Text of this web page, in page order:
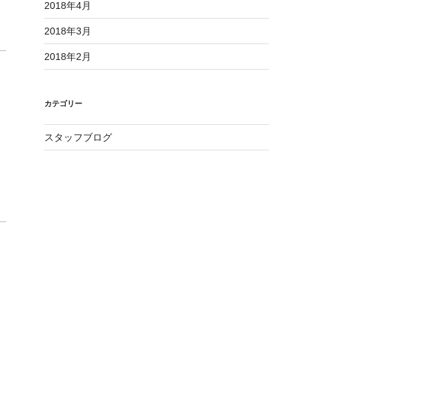
2018年4月
2018年3月
2018年2月
カテゴリー
スタッフブログ